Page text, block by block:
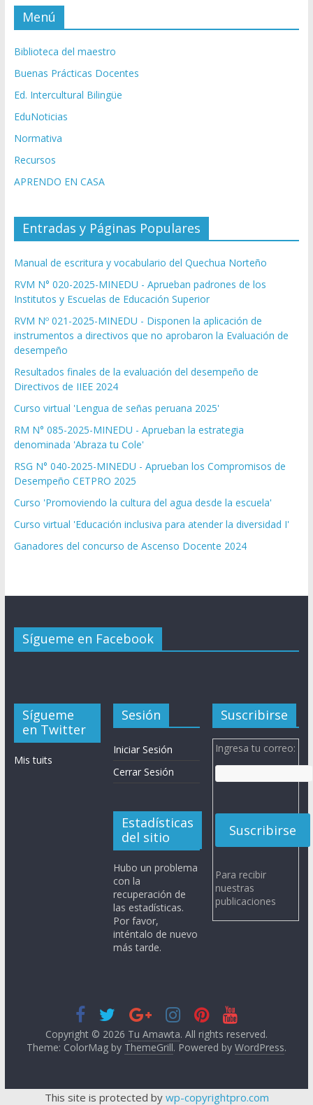
Menú
Biblioteca del maestro
Buenas Prácticas Docentes
Ed. Intercultural Bilingüe
EduNoticias
Normativa
Recursos
APRENDO EN CASA
Entradas y Páginas Populares
Manual de escritura y vocabulario del Quechua Norteño
RVM N° 020-2025-MINEDU - Aprueban padrones de los
Institutos y Escuelas de Educación Superior
RVM Nº 021-2025-MINEDU - Disponen la aplicación de
instrumentos a directivos que no aprobaron la Evaluación de
desempeño
Resultados finales de la evaluación del desempeño de
Directivos de IIEE 2024
Curso virtual 'Lengua de señas peruana 2025'
RM N° 085-2025-MINEDU - Aprueban la estrategia
denominada 'Abraza tu Cole'
RSG N° 040-2025-MINEDU - Aprueban los Compromisos de
Desempeño CETPRO 2025
Curso 'Promoviendo la cultura del agua desde la escuela'
Curso virtual 'Educación inclusiva para atender la diversidad I'
Ganadores del concurso de Ascenso Docente 2024
Sígueme en Facebook
Sígueme
en Twitter
Mis tuits
Sesión
Iniciar Sesión
Cerrar Sesión
Estadísticas
del sitio
Hubo un problema
con la
recuperación de
las estadísticas.
Por favor,
inténtalo de nuevo
más tarde.
Suscribirse
Ingresa tu correo:
Para recibir
nuestras
publicaciones
Copyright © 2026 Tu Amawta. All rights reserved.
Theme: ColorMag by ThemeGrill. Powered by WordPress.
This site is protected by wp-copyrightpro.com